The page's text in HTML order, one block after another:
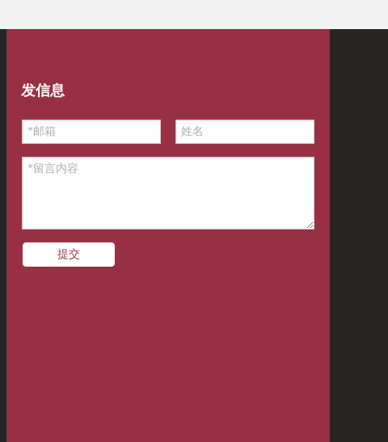
发信息
提交